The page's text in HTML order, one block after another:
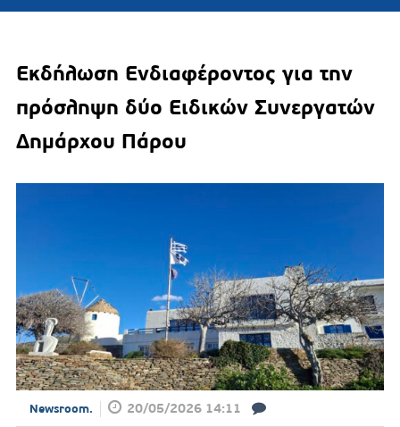
Εκδήλωση Ενδιαφέροντος για την
πρόσληψη δύο Ειδικών Συνεργατών
Δημάρχου Πάρου
Newsroom. 20/05/2026 14:11